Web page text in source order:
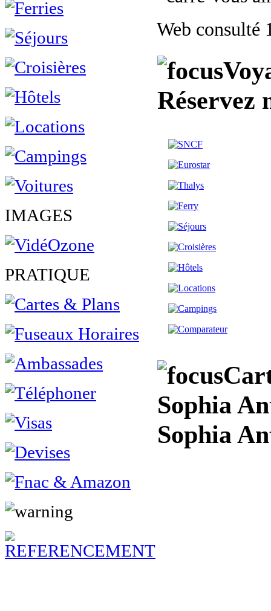
IMAGES
PRATIQUE
Web consulté
Réservez
Sophia
Sophia